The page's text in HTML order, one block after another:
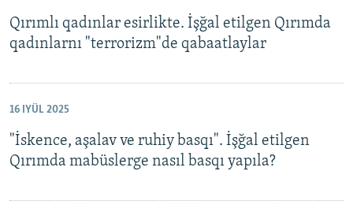
Qırımlı qadınlar esirlikte. İşğal etilgen Qırımda
qadınlarnı "terrorizm"de qabaatlaylar
16 IYÜL 2025
"İskence, aşalav ve ruhiy basqı". İşğal etilgen
Qırımda mabüslerge nasıl basqı yapıla?